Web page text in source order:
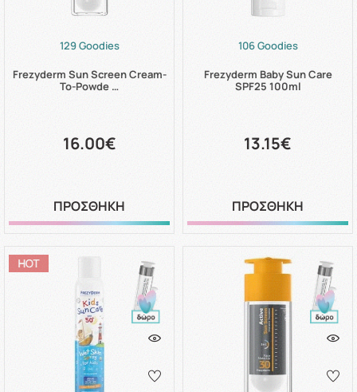
129 Goodies
Frezyderm Sun Screen Cream-
To-Powde …
16.00€
ΠΡΟΣΘΗΚΗ
106 Goodies
Frezyderm Baby Sun Care
SPF25 100ml
13.15€
ΠΡΟΣΘΗΚΗ